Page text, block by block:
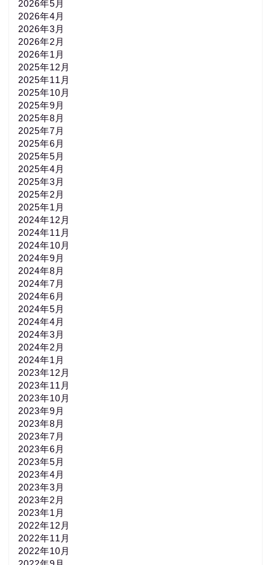
2026年5月
2026年4月
2026年3月
2026年2月
2026年1月
2025年12月
2025年11月
2025年10月
2025年9月
2025年8月
2025年7月
2025年6月
2025年5月
2025年4月
2025年3月
2025年2月
2025年1月
2024年12月
2024年11月
2024年10月
2024年9月
2024年8月
2024年7月
2024年6月
2024年5月
2024年4月
2024年3月
2024年2月
2024年1月
2023年12月
2023年11月
2023年10月
2023年9月
2023年8月
2023年7月
2023年6月
2023年5月
2023年4月
2023年3月
2023年2月
2023年1月
2022年12月
2022年11月
2022年10月